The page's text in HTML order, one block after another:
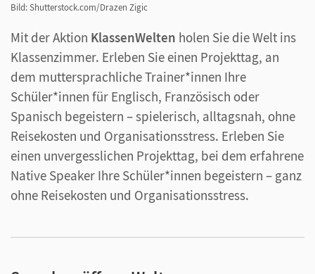
Bild: Shutterstock.com/Drazen Zigic
Mit der Aktion KlassenWelten holen Sie die Welt ins
Klassenzimmer. Erleben Sie einen Projekttag, an
dem muttersprachliche Trainer*innen Ihre
Schüler*innen für Englisch, Französisch oder
Spanisch begeistern – spielerisch, alltagsnah, ohne
Reisekosten und Organisationsstress. Erleben Sie
einen unvergesslichen Projekttag, bei dem erfahrene
Native Speaker Ihre Schüler*innen begeistern – ganz
ohne Reisekosten und Organisationsstress.